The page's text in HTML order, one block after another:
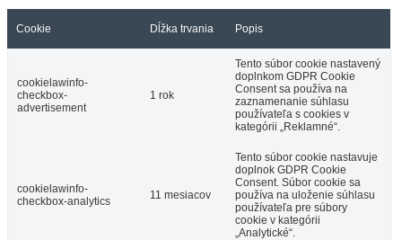
Cookie Dĺžka trvania Popis
cookielawinfo-
checkbox-
advertisement
1 rok
Tento súbor cookie nastavený
doplnkom GDPR Cookie
Consent sa používa na
zaznamenanie súhlasu
používateľa s cookies v
kategórii „Reklamné“.
cookielawinfo-
checkbox-analytics
11 mesiacov
Tento súbor cookie nastavuje
doplnok GDPR Cookie
Consent. Súbor cookie sa
používa na uloženie súhlasu
používateľa pre súbory
cookie v kategórii
„Analytické“.